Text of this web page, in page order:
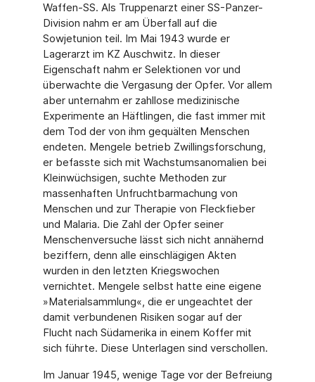
Waffen-SS. Als Truppenarzt einer SS-Panzer-
Divi­sion nahm er am Überfall auf die
Sowjetunion teil. Im Mai 1943 wurde er
Lagerarzt im KZ Auschwitz. In dieser
Eigenschaft nahm er Selektionen vor und
überwachte die Vergasung der Opfer. Vor allem
aber unternahm er zahllose medizinische
Experimente an Häftlingen, die fast immer mit
dem Tod der von ihm gequälten Menschen
endeten. Mengele betrieb Zwillings­forschung,
er befasste sich mit Wachstumsanomalien bei
Kleinwüchsigen, suchte Metho­den zur
massenhaften Unfruchtbarmachung von
Menschen und zur Therapie von Fleckfie­ber
und Malaria. Die Zahl der Opfer seiner
Menschenversuche lässt sich nicht annähernd
beziffern, denn alle einschlägigen Akten
wurden in den letzten Kriegswochen
vernichtet. Mengele selbst hatte eine eigene
»Materialsammlung«, die er ungeachtet der
damit ver­bundenen Risiken sogar auf der
Flucht nach Südamerika in einem Koffer mit
sich führte. Diese Unterlagen sind verschollen.
Im Januar 1945, wenige Tage vor der Befreiung